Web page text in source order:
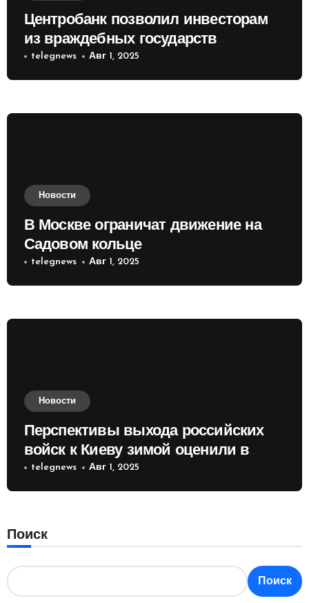
Центробанк позволил инвесторам
из враждебных государств
приобретать валюту
telegnews Авг 1, 2025
Новости
В Москве ограничат движение на
Садовом кольце
telegnews Авг 1, 2025
Новости
Перспективы выхода российских
войск к Киеву зимой оценили в
России
telegnews Авг 1, 2025
Поиск
Поиск